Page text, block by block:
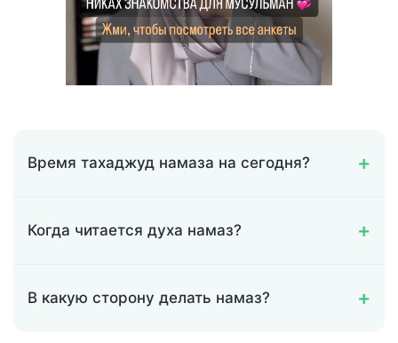
Время тахаджуд намаза на сегодня?
Когда читается духа намаз?
В какую сторону делать намаз?